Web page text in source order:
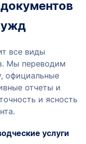
все виды
Мы переводим
официальные
отчеты и
и ясность
услуги